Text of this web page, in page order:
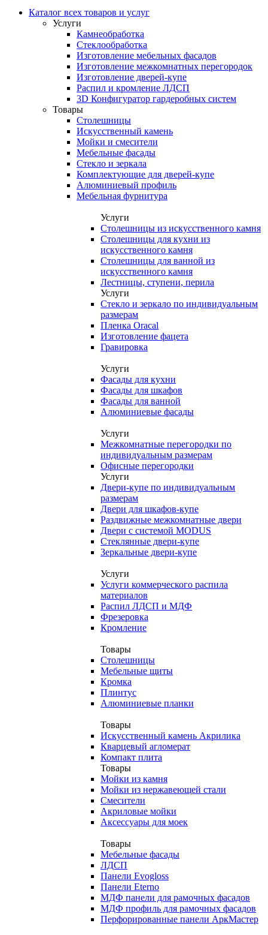
Каталог всех товаров и услуг
Услуги
Камнеобработка
Стеклообработка
Изготовление мебельных фасадов
Изготовление межкомнатных перегородок
Изготовление дверей-купе
Распил и кромление ЛДСП
3D Конфигуратор гардеробных систем
Товары
Столешницы
Искусственный камень
Мойки и смесители
Мебельные фасады
Стекло и зеркала
Комплектующие для дверей-купе
Алюминиевый профиль
Мебельная фурнитура
Услуги
Столешницы из искусственного камня
Столешницы для кухни из
искусственного камня
Столешницы для ванной из
искусственного камня
Лестницы, ступени, перила
Услуги
Стекло и зеркало по индивидуальным
размерам
Пленка Oracal
Изготовление фацета
Гравировка
Услуги
Фасады для кухни
Фасады для шкафов
Фасады для ванной
Алюминиевые фасады
Услуги
Межкомнатные перегородки по
индивидуальным размерам
Офисные перегородки
Услуги
Двери-купе по индивидуальным
размерам
Двери для шкафов-купе
Раздвижные межкомнатные двери
Двери с системой MODUS
Стеклянные двери-купе
Зеркальные двери-купе
Услуги
Услуги коммерческого распила
материалов
Распил ЛДСП и МДФ
Фрезеровка
Кромление
Товары
Столешницы
Мебельные щиты
Кромка
Плинтус
Алюминиевые планки
Товары
Искусственный камень Акрилика
Кварцевый агломерат
Компакт плита
Товары
Мойки из камня
Мойки из нержавеющей стали
Смесители
Акриловые мойки
Аксессуары для моек
Товары
Мебельные фасады
ЛДСП
Панели Evogloss
Панели Eterno
МДФ панели для рамочных фасадов
МДФ профиль для рамочных фасадов
Перфорированные панели АркМастер